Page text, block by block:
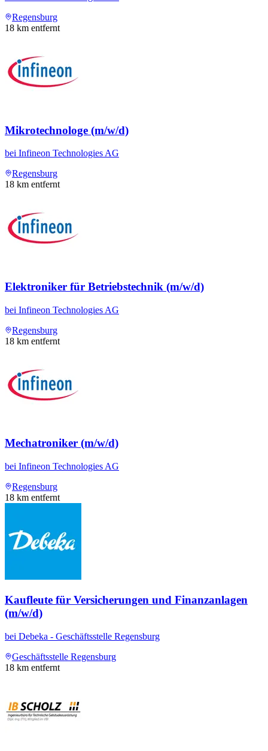
Regensburg
18 km entfernt
Mikrotechnologe (m/w/d)
bei Infineon Technologies AG
Regensburg
18 km entfernt
Elektroniker für Betriebstechnik (m/w/d)
bei Infineon Technologies AG
Regensburg
18 km entfernt
Mechatroniker (m/w/d)
bei Infineon Technologies AG
Regensburg
18 km entfernt
Kaufleute für Versicherungen und Finanzanlagen
(m/w/d)
bei Debeka - Geschäftsstelle Regensburg
Geschäftsstelle Regensburg
18 km entfernt